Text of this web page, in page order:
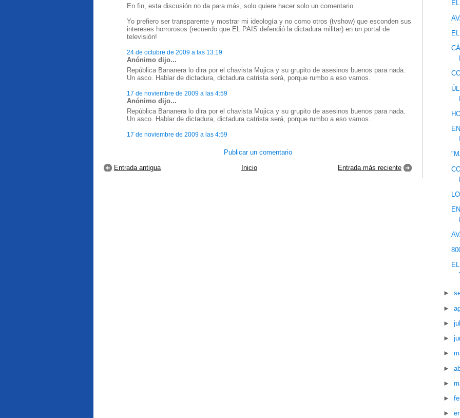
En fin, esta discusión no da para más, solo quiere hacer solo un comentario.
Yo prefiero ser transparente y mostrar mi ideología y no como otros (tvshow) que esconden sus
intereses horrorosos (recuerdo que EL PAIS defendió la dictadura militar) en un portal de
televisión!
24 de octubre de 2009 a las 13:19
Anónimo dijo...
República Bananera lo dira por el chavista Mujica y su grupito de asesinos buenos para nada.
Un asco. Hablar de dictadura, dictadura catrista será, porque rumbo a eso vamos.
17 de noviembre de 2009 a las 4:59
Anónimo dijo...
República Bananera lo dira por el chavista Mujica y su grupito de asesinos buenos para nada.
Un asco. Hablar de dictadura, dictadura catrista será, porque rumbo a eso vamos.
17 de noviembre de 2009 a las 4:59
Publicar un comentario
Entrada más reciente
Entrada antigua Inicio
►
►
►
►
►
►
►
►
►